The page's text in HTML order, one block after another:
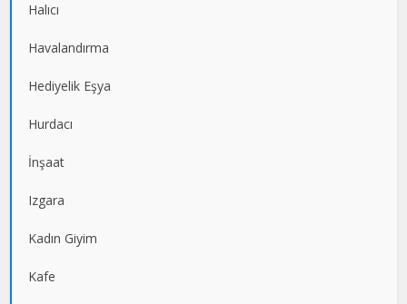
Halıcı
Havalandırma
Hediyelik Eşya
Hurdacı
İnşaat
Izgara
Kadın Giyim
Kafe